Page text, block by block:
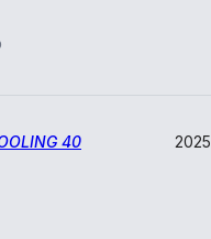
40
2025